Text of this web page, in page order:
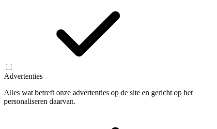
Advertenties
Alles wat betreft onze advertenties op de site en gericht op het
personaliseren daarvan.